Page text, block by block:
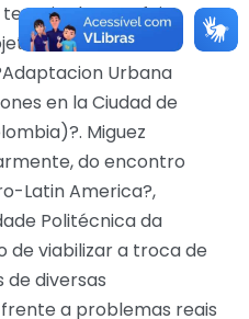
terceiro lugar e foi
internacional
Urbana
en la Ciudad de
Miguez
do encontro
Latin America?,
Politécnica da
de viabilizar a troca de
de diversas
a problemas reais